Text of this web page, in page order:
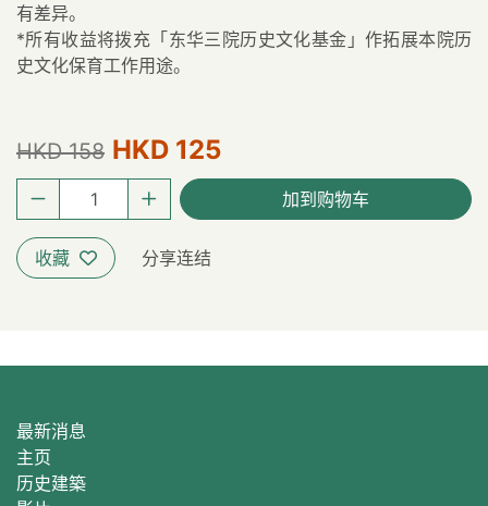
有差异。
*所有收益将拨充「东华三院历史文化基金」作拓展本院历
史文化保育工作用途。
HKD 158 HKD 125
加到购物车
收藏 分享连结
最新消息
主页
历史建築